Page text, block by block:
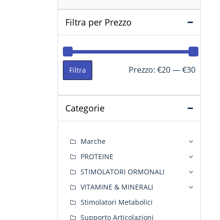
Filtra per Prezzo
Prezzo
Prezzo
Filtra Prezzo: €20—€30
Categorie
Marche
PROTEINE
STIMOLATORI ORMONALI
VITAMINE & MINERALI
Stimolatori Metabolici
Supporto Articolazioni